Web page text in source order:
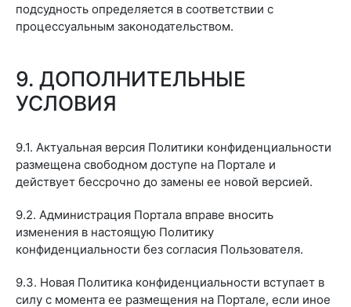
подсудность определяется в соответствии с
процессуальным законодательством.
9. ДОПОЛНИТЕЛЬНЫЕ
УСЛОВИЯ
9.1. Актуальная версия Политики конфиденциальности
размещена свободном доступе на Портале и
действует бессрочно до замены ее новой версией.
9.2. Администрация Портала вправе вносить
изменения в настоящую Политику
конфиденциальности без согласия Пользователя.
9.3. Новая Политика конфиденциальности вступает в
силу с момента ее размещения на Портале, если иное